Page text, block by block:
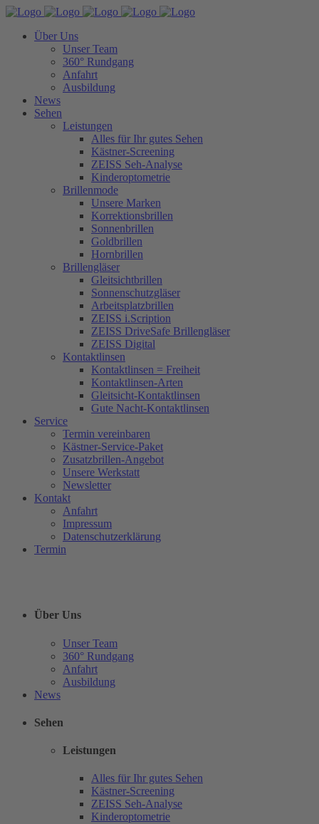
Über Uns
Unser Team
360° Rundgang
Anfahrt
Ausbildung
News
Sehen
Leistungen
Alles für Ihr gutes Sehen
Kästner-Screening
ZEISS Seh-Analyse
Kinderoptometrie
Brillenmode
Unsere Marken
Korrektionsbrillen
Sonnenbrillen
Goldbrillen
Hornbrillen
Brillengläser
Gleitsichtbrillen
Sonnenschutzgläser
Arbeitsplatzbrillen
ZEISS i.Scription
ZEISS DriveSafe Brillengläser
ZEISS Digital
Kontaktlinsen
Kontaktlinsen = Freiheit
Kontaktlinsen-Arten
Gleitsicht-Kontaktlinsen
Gute Nacht-Kontaktlinsen
Service
Termin vereinbaren
Kästner-Service-Paket
Zusatzbrillen-Angebot
Unsere Werkstatt
Newsletter
Kontakt
Anfahrt
Impressum
Datenschutzerklärung
Termin
Über Uns
Unser Team
360° Rundgang
Anfahrt
Ausbildung
News
Sehen
Leistungen
Alles für Ihr gutes Sehen
Kästner-Screening
ZEISS Seh-Analyse
Kinderoptometrie